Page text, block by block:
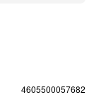
4605500057682